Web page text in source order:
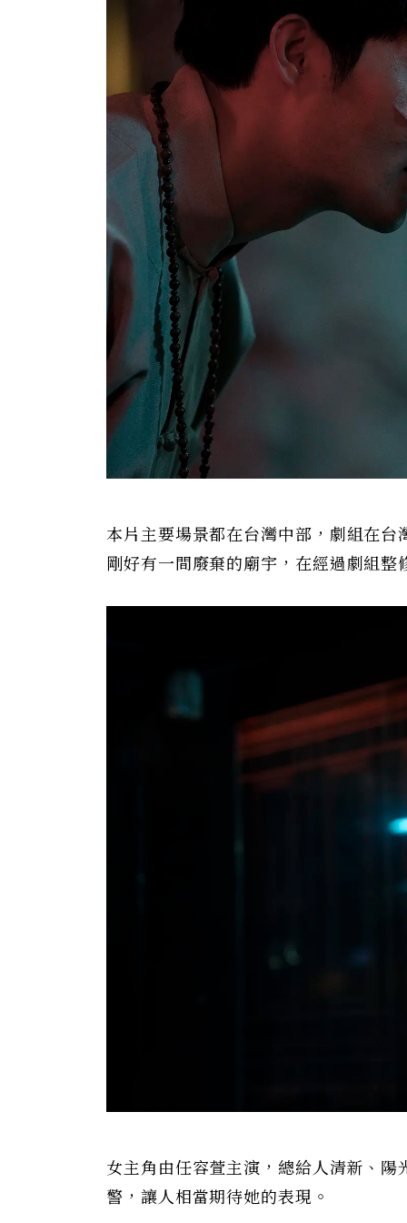
本片主要場景都在台灣中部，劇組在
剛好有一間廢棄的廟宇，在經過劇組
女主角由任容萱主演，總給人清新、
警，讓人相當期待她的表現。